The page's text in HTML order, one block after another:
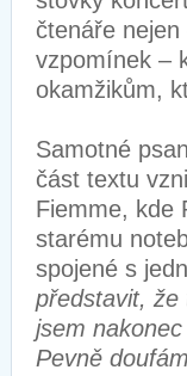
čtenáře
vzpomínek –
okamžikům,
Samotné
část textu
Fiemme, kde
starému
spojené s
představit, že
jsem
Pevně